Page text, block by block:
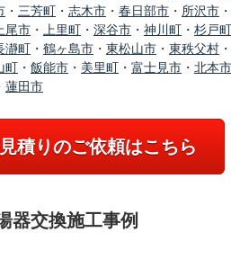
・ 三芳町 ・ 志木市 ・ 春日部市 ・ 所沢市 ・
上尾市 ・ 上里町 ・ 深谷市 ・ 神川町 ・ 杉戸町
瀞町 ・ 鶴ヶ島市 ・ 東松山市 ・ 東秩父村 ・
町 ・ 飯能市 ・ 美里町 ・ 富士見市 ・ 北本市
蓮田市
積りのご依頼はこちら
器交換施工事例